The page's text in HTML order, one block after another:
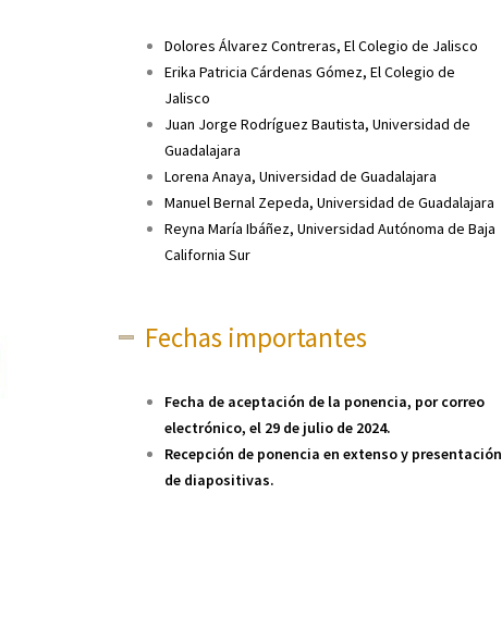
Dolores Álvarez Contreras, El Colegio de Jalisco
Erika Patricia Cárdenas Gómez, El Colegio de
Jalisco
Juan Jorge Rodríguez Bautista, Universidad de
Guadalajara
Lorena Anaya, Universidad de Guadalajara
Manuel Bernal Zepeda, Universidad de Guadalajara
Reyna María Ibáñez, Universidad Autónoma de Baja
California Sur
Fechas importantes
Fecha de aceptación de la ponencia, por correo
electrónico, el 29 de julio de 2024.
Recepción de ponencia en extenso y presentación
de diapositivas.